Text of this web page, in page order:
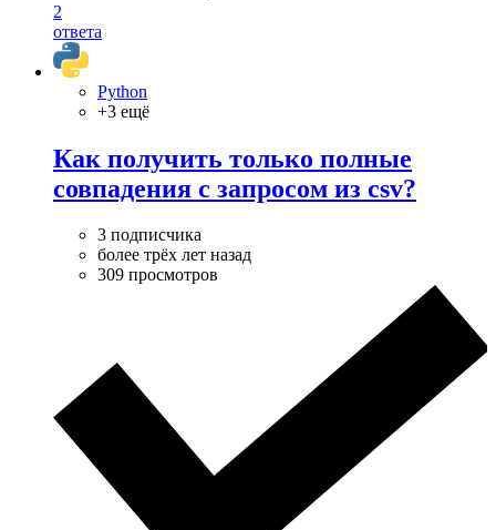
2
ответа
Python
+3 ещё
Как получить только полные
совпадения с запросом из csv?
3 подписчика
более трёх лет назад
309 просмотров